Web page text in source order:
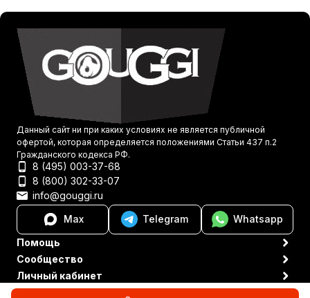
Данный сайт ни при каких условиях не является публичной
офертой, которая определяется положениями Статьи 437 п.2
Гражданского кодекса РФ.
8 (495) 003-37-68
8 (800) 302-33-07
info@gouggi.ru
Max
Telegram
Whatsapp
Помощь
Сообщество
Личный кабинет
Политика персональных данных